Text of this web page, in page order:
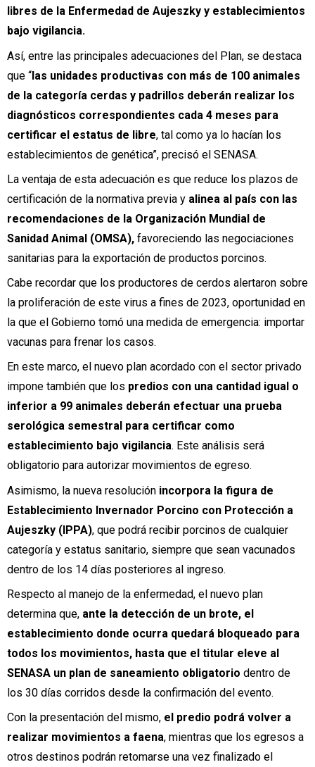
libres de la Enfermedad de Aujeszky y establecimientos
bajo vigilancia.
Así, entre las principales adecuaciones del Plan, se destaca
que “las unidades productivas con más de 100 animales
de la categoría cerdas y padrillos deberán realizar los
diagnósticos correspondientes cada 4 meses para
certificar el estatus de libre, tal como ya lo hacían los
establecimientos de genética”, precisó el SENASA.
La ventaja de esta adecuación es que reduce los plazos de
certificación de la normativa previa y alinea al país con las
recomendaciones de la Organización Mundial de
Sanidad Animal (OMSA), favoreciendo las negociaciones
sanitarias para la exportación de productos porcinos.
Cabe recordar que los productores de cerdos alertaron sobre
la proliferación de este virus a fines de 2023, oportunidad en
la que el Gobierno tomó una medida de emergencia: importar
vacunas para frenar los casos.
En este marco, el nuevo plan acordado con el sector privado
impone también que los predios con una cantidad igual o
inferior a 99 animales deberán efectuar una prueba
serológica semestral para certificar como
establecimiento bajo vigilancia. Este análisis será
obligatorio para autorizar movimientos de egreso.
Asimismo, la nueva resolución incorpora la figura de
Establecimiento Invernador Porcino con Protección a
Aujeszky (IPPA), que podrá recibir porcinos de cualquier
categoría y estatus sanitario, siempre que sean vacunados
dentro de los 14 días posteriores al ingreso.
Respecto al manejo de la enfermedad, el nuevo plan
determina que, ante la detección de un brote, el
establecimiento donde ocurra quedará bloqueado para
todos los movimientos, hasta que el titular eleve al
SENASA un plan de saneamiento obligatorio dentro de
los 30 días corridos desde la confirmación del evento.
Con la presentación del mismo, el predio podrá volver a
realizar movimientos a faena, mientras que los egresos a
otros destinos podrán retomarse una vez finalizado el